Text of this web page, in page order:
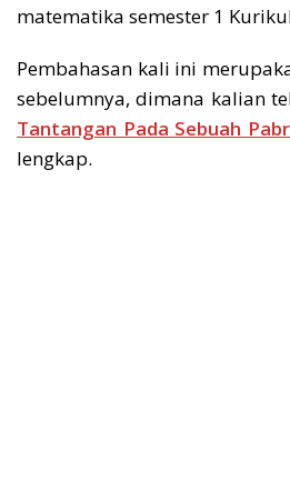
matematika semester 1
Pembahasan kali ini
sebelumnya, dimana kalian
Tantangan Pada Sebuah
lengkap.